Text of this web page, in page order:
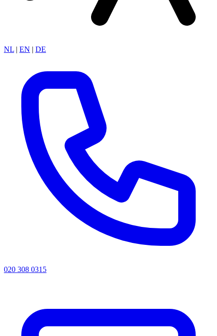
NL | EN | DE
020 308 0315